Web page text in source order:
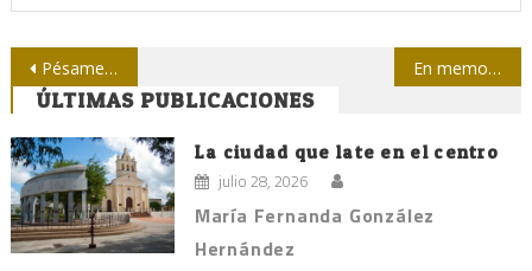
Navegación
de
entradas
Pésame por la muerte de Gómez Abascal En memoria de Abascal
ÚLTIMAS PUBLICACIONES
La ciudad que late en el centro
julio 28, 2026
María Fernanda González
Hernández